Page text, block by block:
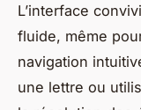
L’interface
fluide, même
navigation
une lettre ou